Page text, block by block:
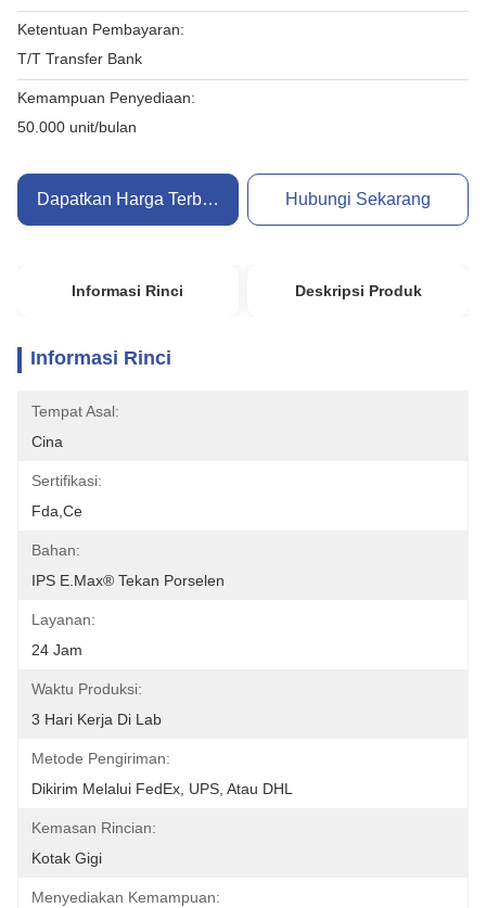
Ketentuan Pembayaran:
T/T Transfer Bank
Kemampuan Penyediaan:
50.000 unit/bulan
Dapatkan Harga Terbaik Hubungi Sekarang
Informasi Rinci Deskripsi Produk
Informasi Rinci
Tempat Asal:
Cina
Sertifikasi:
Fda,ce
Bahan:
IPS E.max® Tekan Porselen
Layanan:
24 Jam
Waktu Produksi:
3 Hari Kerja Di Lab
Metode Pengiriman:
Dikirim Melalui FedEx, UPS, Atau DHL
Kemasan Rincian:
Kotak Gigi
Menyediakan Kemampuan: